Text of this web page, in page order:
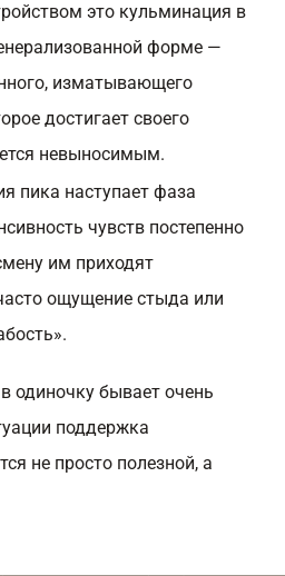
это кульминация в
форме —
изматывающего
достигает своего
невыносимым.
пика наступает фаза
чувств постепенно
им приходят
ощущение стыда или
одиночку бывает очень
поддержка
не просто полезной, а